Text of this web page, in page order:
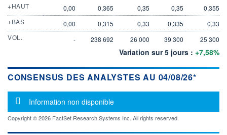
+HAUT
0,00 0,365 0,35 0,35
0,355
+BAS
0,00 0,315 0,33 0,335
0,33
VOL.
- 238 692 26 000 39 300 25 300
Variation sur 5 jours : +7,58%
CONSENSUS DES ANALYSTES AU 04/08/26*
Message d'information
Information non disponible
Copyright © 2026 FactSet Research Systems Inc. All rights reserved.